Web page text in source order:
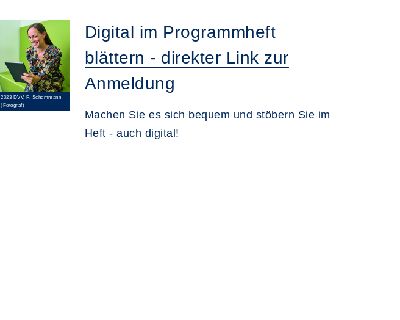
2023 DVV, F. Schemmann
(Fotograf)
Digital im Programmheft
blättern - direkter Link zur
Anmeldung
Machen Sie es sich bequem und stöbern Sie im
Heft - auch digital!